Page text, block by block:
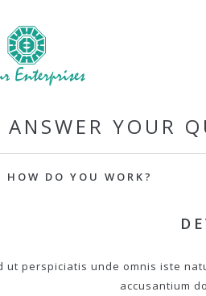
ANSWER YOUR
HOW DO YOU WORK?
ut perspiciatis unde omnis iste
accusantium